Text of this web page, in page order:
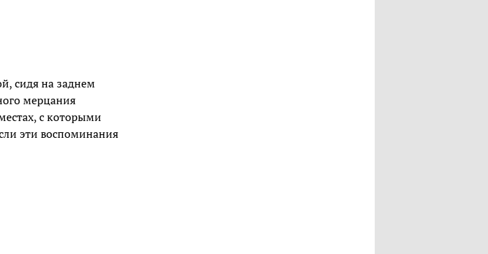
сидя на заднем
мерцания
с которыми
эти воспоминания